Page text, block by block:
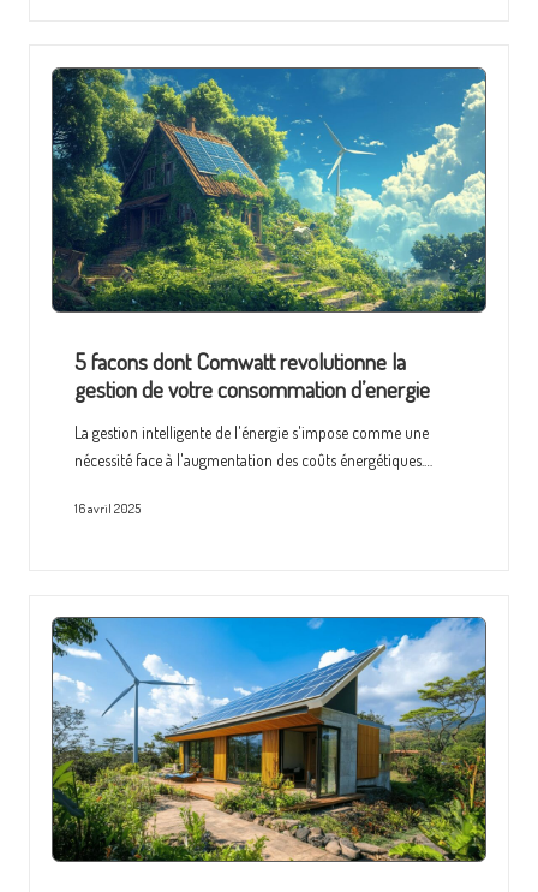
5 facons dont Comwatt revolutionne la
gestion de votre consommation d’energie
La gestion intelligente de l'énergie s'impose comme une
nécessité face à l'augmentation des coûts énergétiques.…
16 avril 2025